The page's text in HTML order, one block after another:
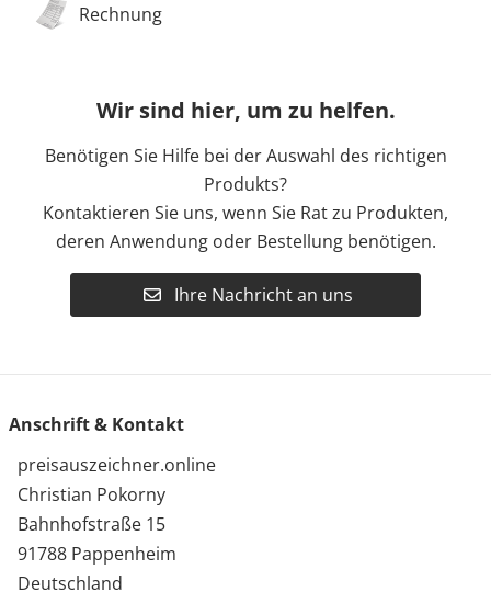
Rechnung
Wir sind hier, um zu helfen.
Benötigen Sie Hilfe bei der Auswahl des richtigen
Produkts?
Kontaktieren Sie uns, wenn Sie Rat zu Produkten,
deren Anwendung oder Bestellung benötigen.
Ihre Nachricht an uns
Anschrift & Kontakt
preisauszeichner.online
Christian Pokorny
Bahnhofstraße 15
91788 Pappenheim
Deutschland